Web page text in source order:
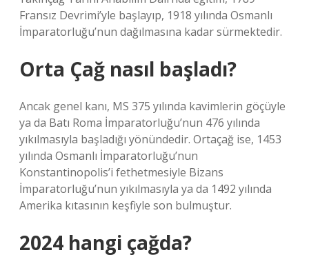
Fransız Devrimi’yle başlayıp, 1918 yılında Osmanlı
İmparatorluğu’nun dağılmasına kadar sürmektedir.
Orta Çağ nasıl başladı?
Ancak genel kanı, MS 375 yılında kavimlerin göçüyle
ya da Batı Roma İmparatorluğu’nun 476 yılında
yıkılmasıyla başladığı yönündedir. Ortaçağ ise, 1453
yılında Osmanlı İmparatorluğu’nun
Konstantinopolis’i fethetmesiyle Bizans
İmparatorluğu’nun yıkılmasıyla ya da 1492 yılında
Amerika kıtasının keşfiyle son bulmuştur.
2024 hangi çağda?